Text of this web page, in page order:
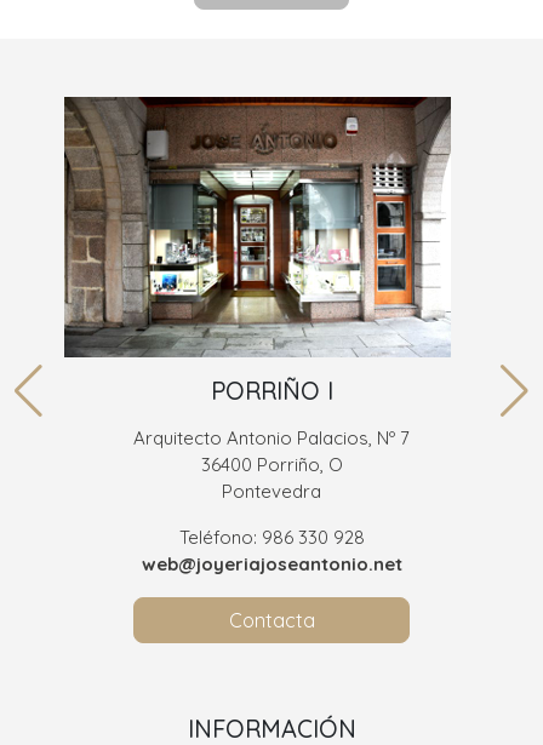
PORRIÑO I
Arquitecto Antonio Palacios, Nº 7
36400 Porriño, O
Pontevedra
Teléfono: 986 330 928
web@joyeriajoseantonio.net
Contacta
INFORMACIÓN